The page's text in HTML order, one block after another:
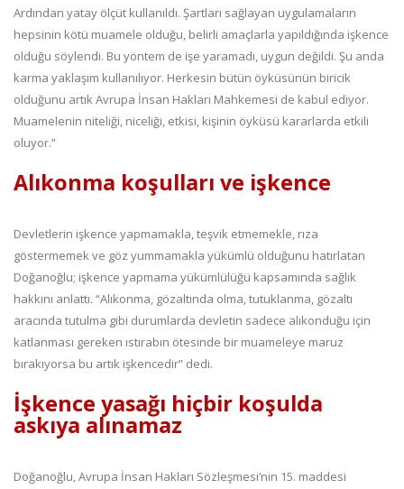
Ardından yatay ölçüt kullanıldı. Şartları sağlayan uygulamaların
hepsinin kötü muamele olduğu, belirli amaçlarla yapıldığında işkence
olduğu söylendi. Bu yöntem de işe yaramadı, uygun değildi. Şu anda
karma yaklaşım kullanılıyor. Herkesin bütün öyküsünün biricik
olduğunu artık Avrupa İnsan Hakları Mahkemesi de kabul ediyor.
Muamelenin niteliği, niceliği, etkisi, kişinin öyküsü kararlarda etkili
oluyor.”
Alıkonma koşulları ve işkence
Devletlerin işkence yapmamakla, teşvik etmemekle, rıza
göstermemek ve göz yummamakla yükümlü olduğunu hatırlatan
Doğanoğlu; işkence yapmama yükümlülüğü kapsamında sağlık
hakkını anlattı. “Alıkonma, gözaltında olma, tutuklanma, gözaltı
aracında tutulma gibi durumlarda devletin sadece alıkonduğu için
katlanması gereken ıstırabın ötesinde bir muameleye maruz
bırakıyorsa bu artık işkencedir” dedi.
İşkence yasağı hiçbir koşulda
askıya alınamaz
Doğanoğlu, Avrupa İnsan Hakları Sözleşmesi’nin 15. maddesi